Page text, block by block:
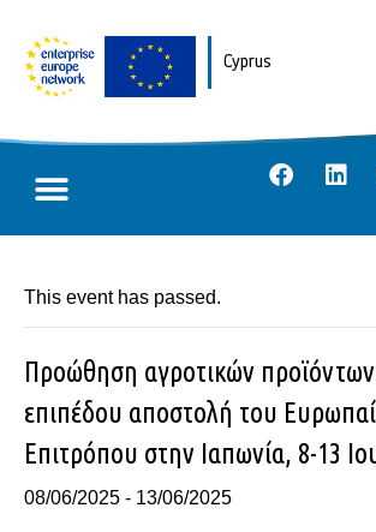
Cyprus
This event has passed.
Προώθηση αγροτικών
επιπέδου αποστολή του
Επιτρόπου στην Ιαπωνία, 8-13
08/06/2025 - 13/06/2025